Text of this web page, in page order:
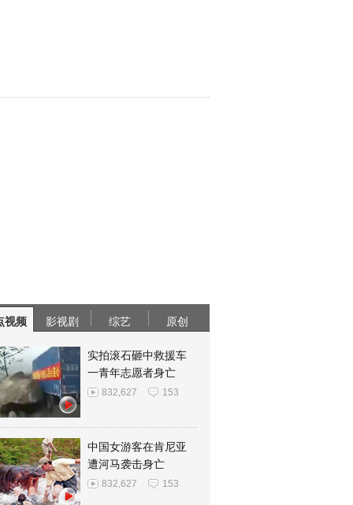
视频 影视剧 综艺 原创
实拍滚石砸中救援车
一青年志愿者身亡
832,627 153
中国女游客在肯尼亚
遭河马袭击身亡
832,627 153